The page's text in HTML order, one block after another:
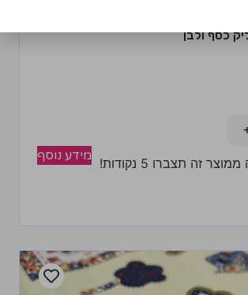
כסף ולבן
זה תצברו 5 נקודות! מידע נוסף